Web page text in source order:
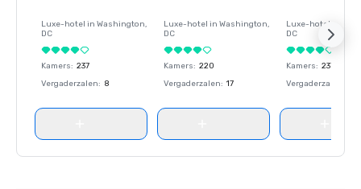
Luxe-hotel in Washington,
DC
Kamers: 237
Vergaderzalen: 8
Luxe-hotel in Washington,
DC
Kamers: 220
Vergaderzalen: 17
Luxe-hotel in
DC
Kamers: 237
Vergaderzalen